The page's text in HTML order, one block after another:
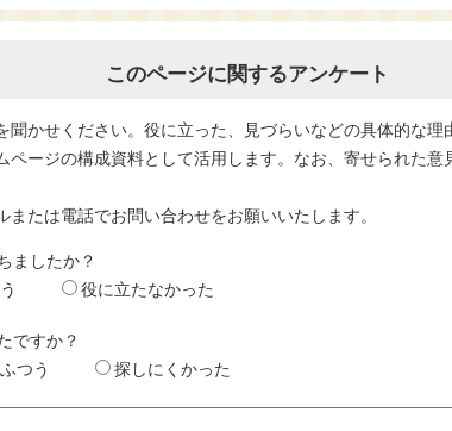
このページに関するアンケート
聞かせください。役に立った、見づらいなどの具体的な理
ページの構成資料として活用します。なお、寄せられた
または電話でお問い合わせをお願いいたします。
ましたか？
役に立たなかった
ですか？
ふつう 探しにくかった